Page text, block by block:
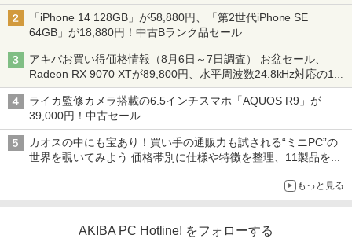
「iPhone 14 128GB」が58,880円、「第2世代iPhone SE
64GB」が18,880円！中古Bランク品セール
アキバお買い得価格情報（8月6日～7日調査） お盆セール、
Radeon RX 9070 XTが89,800円、水平周波数24.8kHz対応の17
型モニターが9,801円、暑さ指数連動セール ほか
ライカ監修カメラ搭載の6.5インチスマホ「AQUOS R9」が
39,000円！中古セール
カオスの中にも宝あり！買い手の通販力も試される“ミニPC”の
世界を覗いてみよう 価格帯別に仕様や特徴を整理、11製品をピ
もっと見る
AKIBA PC Hotline! をフォローする